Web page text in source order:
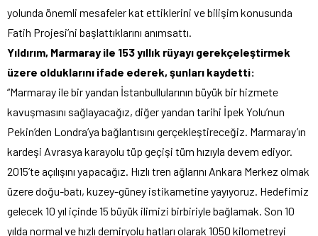
yolunda önemli mesafeler kat ettiklerini ve bilişim konusunda
Fatih Projesi’ni başlattıklarını anımsattı.
Yıldırım, Marmaray ile 153 yıllık rüyayı gerekçeleştirmek
üzere olduklarını ifade ederek, şunları kaydetti:
“Marmaray ile bir yandan İstanbullularının büyük bir hizmete
kavuşmasını sağlayacağız, diğer yandan tarihi İpek Yolu’nun
Pekin’den Londra’ya bağlantısını gerçekleştireceğiz. Marmaray’ın
kardeşi Avrasya karayolu tüp geçişi tüm hızıyla devem ediyor.
2015’te açılışını yapacağız. Hızlı tren ağlarını Ankara Merkez olmak
üzere doğu-batı, kuzey-güney istikametine yayıyoruz. Hedefimiz
gelecek 10 yıl içinde 15 büyük ilimizi birbiriyle bağlamak. Son 10
yılda normal ve hızlı demiryolu hatları olarak 1050 kilometreyi